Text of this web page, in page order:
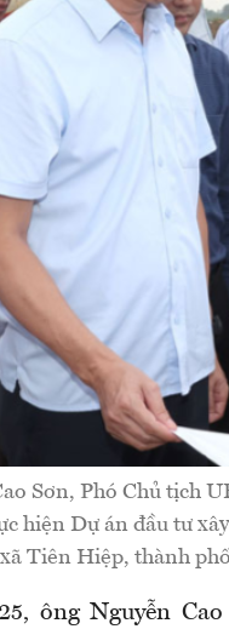
Sơn, Phó Chủ tịch
hiện Dự án đầu tư
xã Tiên Hiệp, thành
ông Nguyễn